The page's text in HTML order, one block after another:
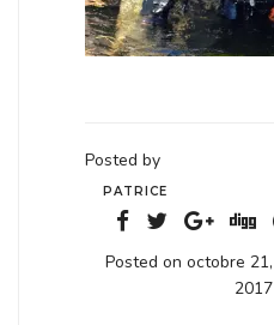
Posted by
PATRICE
Posted on octobre 21,
2017